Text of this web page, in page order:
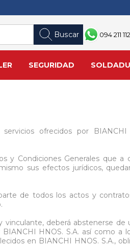
094 211 112
Buscar
Cajas de
Alicates
Bocallaves y
Ver todo
Espadas
Correas de
Rollo cadena
Ver todo
Gato de
Amoladora
Clavadora
Ver todo
Cajas
SEGURIDAD
Caretas
Mica
Delantales
Ver todo
MIG
Rollo alambre
Rollo alambre
ofrecidos por
y Condiciones Generales que a
sus efectos jurídicos,
de todos los actos y
deberá abstenerse de
HNOS. S.A. así como a
en BIANCHI HNOS. S.A.,